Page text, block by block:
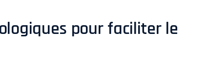
pour faciliter le